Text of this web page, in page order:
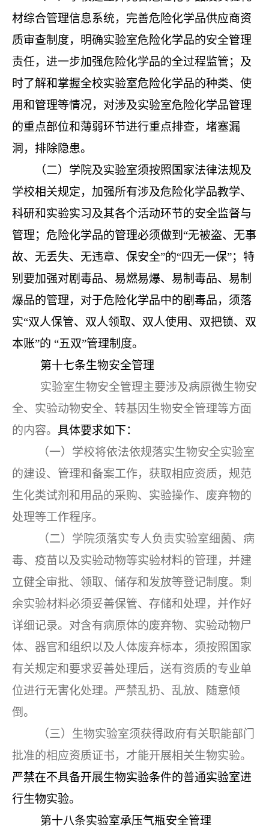
材综合管理信息系统，完善危险化学品供应商资
质审查制度，明确实验室危险化学品的安全管理
责任，进一步加强危险化学品的全过程监管；及
时了解和掌握全校实验室危险化学品的种类、使
用和管理等情况，对涉及实验室危险化学品管理
的重点部位和薄弱环节进行重点排查，堵塞漏
洞，排除隐患。
（二）学院及实验室须按照国家法律法规及
学校相关规定，加强所有涉及危险化学品教学、
科研和实验实习及其各个活动环节的安全监督与
管理；危险化学品的管理必须做到 “无被盗、无事
故、无丢失、无违章、保安全”的“四无一保”；特
别要加强对剧毒品、易燃易爆、易制毒品、易制
爆品的管理，对于危险化学品中的剧毒品，须落
实“双人保管、双人领取、双人使用、双把锁、双
本账”的 “五双”管理制度。
第十七条生物安全管理
实验室生物安全管理主要涉及病原微生物安
全、实验动物安全、转基因生物安全管理等方面
的内容。 具体要求如下：
（一）学校将依法依规落实生物安全实验室
的建设、管理和备案工作，获取相应资质，规范
生化类试剂和用品的采购、实验操作、废弃物的
处理等工作程序。
（二）学院须落实专人负责实验室细菌、病
毒、疫苗以及实验动物等实验材料的管理，并建
立健全审批、领取、储存和发放等登记制度。剩
余实验材料必须妥善保管、存储和处理，并作好
详细记录。对含有病原体的废弃物、实验动物尸
体、器官和组织以及人体废弃标本，须按照国家
有关规定和要求妥善处理后，送有资质的专业单
位进行无害化处理。严禁乱扔、乱放、随意倾
倒。
（三）生物实验室须获得政府有关职能部门
批准的相应资质证书，才能开展相关生物实验。
严禁在不具备开展生物实验条件的普通实验室进
行生物实验。
第十八条实验室承压气瓶安全管理